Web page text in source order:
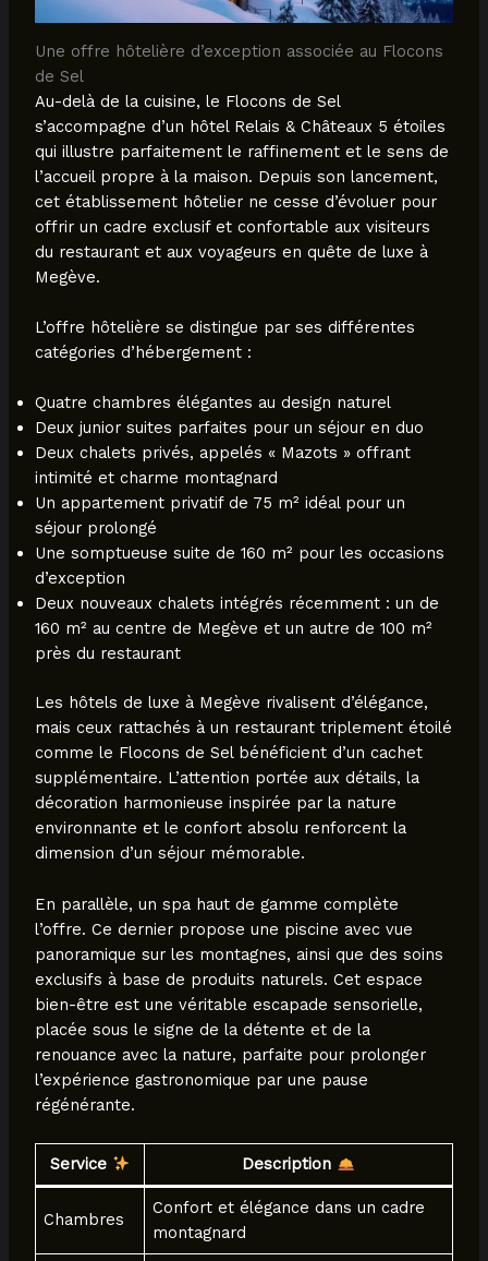
Une offre hôtelière d’exception associée au Flocons
de Sel
Au-delà de la cuisine, le Flocons de Sel
s’accompagne d’un hôtel Relais & Châteaux 5 étoiles
qui illustre parfaitement le raffinement et le sens de
l’accueil propre à la maison. Depuis son lancement,
cet établissement hôtelier ne cesse d’évoluer pour
offrir un cadre exclusif et confortable aux visiteurs
du restaurant et aux voyageurs en quête de luxe à
Megève.
L’offre hôtelière se distingue par ses différentes
catégories d’hébergement :
Quatre chambres élégantes au design naturel
Deux junior suites parfaites pour un séjour en duo
Deux chalets privés, appelés « Mazots » offrant
intimité et charme montagnard
Un appartement privatif de 75 m² idéal pour un
séjour prolongé
Une somptueuse suite de 160 m² pour les occasions
d’exception
Deux nouveaux chalets intégrés récemment : un de
160 m² au centre de Megève et un autre de 100 m²
près du restaurant
Les hôtels de luxe à Megève rivalisent d’élégance,
mais ceux rattachés à un restaurant triplement étoilé
comme le Flocons de Sel bénéficient d’un cachet
supplémentaire. L’attention portée aux détails, la
décoration harmonieuse inspirée par la nature
environnante et le confort absolu renforcent la
dimension d’un séjour mémorable.
En parallèle, un spa haut de gamme complète
l’offre. Ce dernier propose une piscine avec vue
panoramique sur les montagnes, ainsi que des soins
exclusifs à base de produits naturels. Cet espace
bien-être est une véritable escapade sensorielle,
placée sous le signe de la détente et de la
renouance avec la nature, parfaite pour prolonger
l’expérience gastronomique par une pause
régénérante.
Service Description
Chambres
Confort et élégance dans un cadre
montagnard